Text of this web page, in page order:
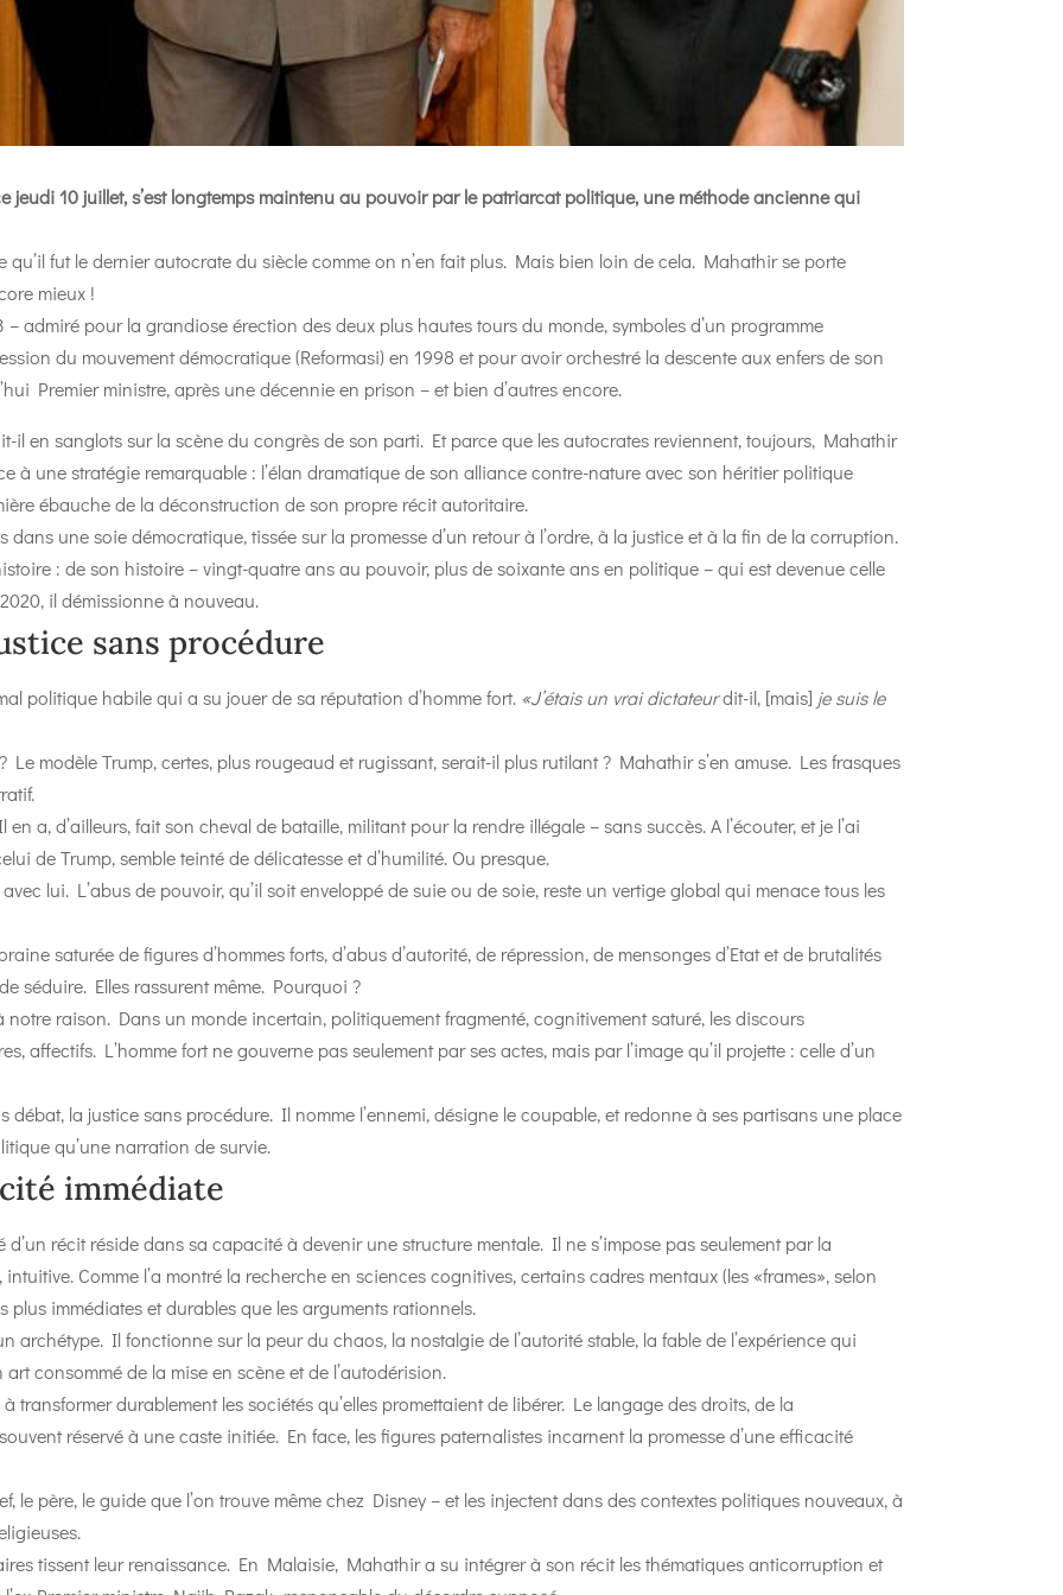
jeudi 10 juillet, s’est longtemps maintenu au pouvoir par le patriarcat politique, une méthode ancienne qui
fut le dernier autocrate du siècle comme on n’en fait plus. Mais bien loin de cela. Mahathir se porte
mieux !
admiré pour la grandiose érection des deux plus hautes tours du monde, symboles d’un programme
du mouvement démocratique (Reformasi) en 1998 et pour avoir orchestré la descente aux enfers de son
Premier ministre, après une décennie en prison – et bien d’autres encore.
il en sanglots sur la scène du congrès de son parti. Et parce que les autocrates reviennent, toujours, Mahathir
à une stratégie remarquable : l’élan dramatique de son alliance contre-nature avec son héritier politique
ébauche de la déconstruction de son propre récit autoritaire.
une soie démocratique, tissée sur la promesse d’un retour à l’ordre, à la justice et à la fin de la corruption.
: de son histoire – vingt-quatre ans au pouvoir, plus de soixante ans en politique – qui est devenue celle
il démissionne à nouveau.
sans procédure
politique habile qui a su jouer de sa réputation d’homme fort. «J’étais un vrai dictateurdit-il, [mais] je suis le
Le modèle Trump, certes, plus rougeaud et rugissant, serait-il plus rutilant ? Mahathir s’en amuse. Les frasques
a, d’ailleurs, fait son cheval de bataille, militant pour la rendre illégale – sans succès. A l’écouter, et je l’ai
de Trump, semble teinté de délicatesse et d’humilité. Ou presque.
lui. L’abus de pouvoir, qu’il soit enveloppé de suie ou de soie, reste un vertige global qui menace tous les
saturée de figures d’hommes forts, d’abus d’autorité, de répression, de mensonges d’Etat et de brutalités
séduire. Elles rassurent même. Pourquoi ?
notre raison. Dans un monde incertain, politiquement fragmenté, cognitivement saturé, les discours
affectifs. L’homme fort ne gouverne pas seulement par ses actes, mais par l’image qu’il projette : celle d’un
débat, la justice sans procédure. Il nomme l’ennemi, désigne le coupable, et redonne à ses partisans une place
qu’une narration de survie.
immédiate
récit réside dans sa capacité à devenir une structure mentale. Il ne s’impose pas seulement par la
Comme l’a montré la recherche en sciences cognitives, certains cadres mentaux (les «frames», selon
immédiates et durables que les arguments rationnels.
archétype. Il fonctionne sur la peur du chaos, la nostalgie de l’autorité stable, la fable de l’expérience qui
consommé de la mise en scène et de l’autodérision.
transformer durablement les sociétés qu’elles promettaient de libérer. Le langage des droits, de la
réservé à une caste initiée. En face, les figures paternalistes incarnent la promesse d’une efficacité
le père, le guide que l’on trouve même chez Disney – et les injectent dans des contextes politiques nouveaux, à
tissent leur renaissance. En Malaisie, Mahathir a su intégrer à son récit les thématiques anticorruption et